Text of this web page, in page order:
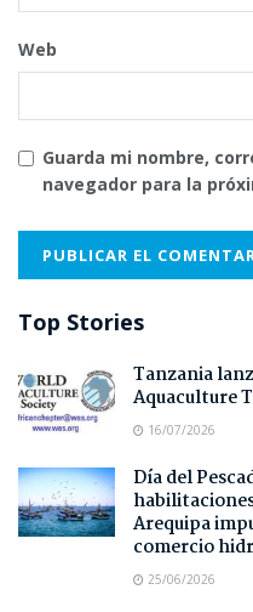
Web
Guarda mi nombre,
navegador para la
Top Stories
Tanzania
Aquaculture
16/07/2026
Día del
Arequipa
comercio
25/06/2026